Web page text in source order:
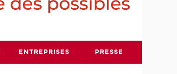
ENTREPRISES PRESSE